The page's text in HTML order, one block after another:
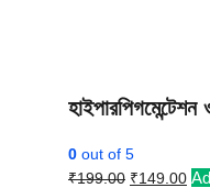
0 out of 5
₹199.00 Original
₹149.00